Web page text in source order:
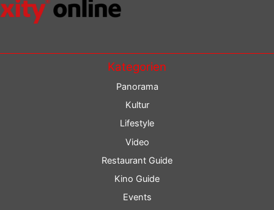
Kategorien
Panorama
Kultur
Lifestyle
Video
Restaurant Guide
Kino Guide
Events